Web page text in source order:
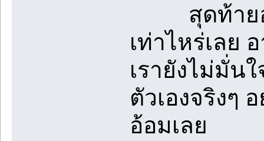
สุดท้ายอา
เท่าไหร่เลย
เรายังไม่มั่นใ
ตัวเองจริงๆ
อ้อมเลย